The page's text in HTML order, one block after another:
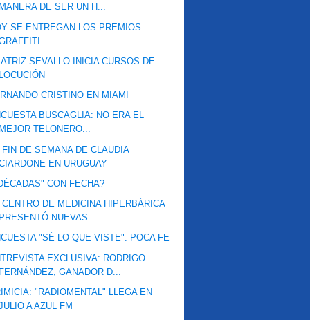
DE SER UN H...
SE ENTREGAN LOS PREMIOS
SEVALLO INICIA CURSOS DE
CRISTINO EN MIAMI
BUSCAGLIA: NO ERA EL
TELONERO...
FIN DE SEMANA DE CLAUDIA
EN URUGUAY
CON FECHA?
CENTRO DE MEDICINA HIPERBÁRICA
NUEVAS ...
"SÉ LO QUE VISTE": POCA FE
EXCLUSIVA: RODRIGO
GANADOR D...
"RADIOMENTAL" LLEGA EN
A AZUL FM